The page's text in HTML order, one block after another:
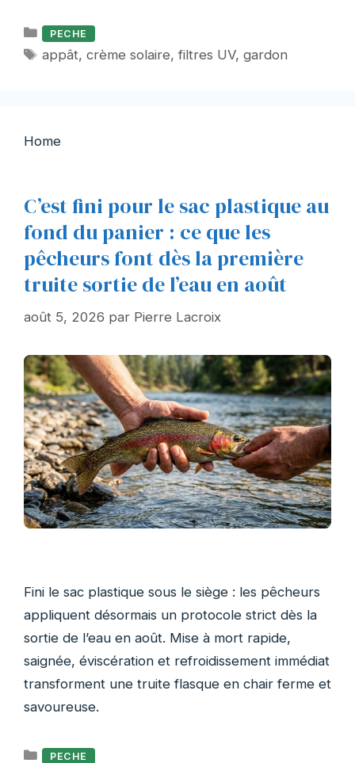
Catégories
PECHE
Étiquettes
appât,crème solaire,filtres UV,gardon
Home
C’est fini pour le sac plastique au
fond du panier : ce que les
pêcheurs font dès la première
truite sortie de l’eau en août
août 5, 2026 par Pierre Lacroix
Fini le sac plastique sous le siège : les pêcheurs
appliquent désormais un protocole strict dès la
sortie de l’eau en août. Mise à mort rapide,
saignée, éviscération et refroidissement immédiat
transforment une truite flasque en chair ferme et
savoureuse.
Catégories
PECHE